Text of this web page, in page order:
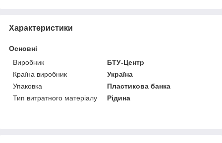
Характеристики
Основні
Виробник
БТУ-Центр
Країна виробник
Україна
Упаковка
Пластикова банка
Тип витратного матеріалу
Рідина